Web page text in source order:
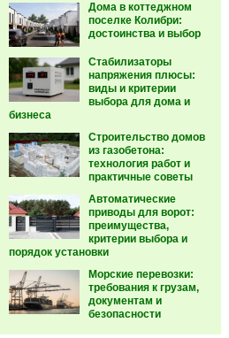
Дома в коттеджном
поселке Колибри:
достоинства и выбор
Стабилизаторы
напряжения плюсы:
виды и критерии
выбора для дома и
бизнеса
Строительство домов
из газобетона:
технология работ и
практичные советы
Автоматические
приводы для ворот:
преимущества,
критерии выбора и
порядок установки
Морские перевозки:
требования к грузам,
документам и
безопасности